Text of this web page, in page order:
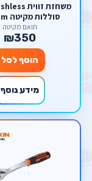
סוללות מקיטה 125mm
תואם מקיטה
₪350
הוסף לסל
מידע נוסף